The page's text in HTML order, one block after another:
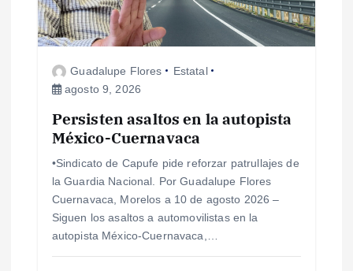
Guadalupe Flores
Estatal
agosto 9, 2026
Persisten asaltos en la autopista
México-Cuernavaca
•Sindicato de Capufe pide reforzar patrullajes de
la Guardia Nacional. Por Guadalupe Flores
Cuernavaca, Morelos a 10 de agosto 2026 –
Siguen los asaltos a automovilistas en la
autopista México-Cuernavaca,…